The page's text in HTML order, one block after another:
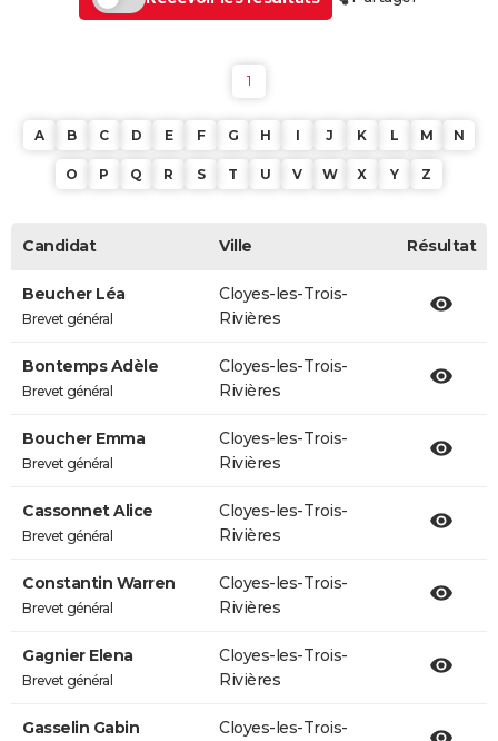
1
A B C D E F G H I J K L M N
O P Q R S T U V W X Y Z
Candidat Ville Résultat
Beucher Léa
Brevet général
Cloyes-les-Trois-
Rivières
Bontemps Adèle
Brevet général
Cloyes-les-Trois-
Rivières
Boucher Emma
Brevet général
Cloyes-les-Trois-
Rivières
Cassonnet Alice
Brevet général
Cloyes-les-Trois-
Rivières
Constantin Warren
Brevet général
Cloyes-les-Trois-
Rivières
Gagnier Elena
Brevet général
Cloyes-les-Trois-
Rivières
Gasselin Gabin
Cloyes-les-Trois-